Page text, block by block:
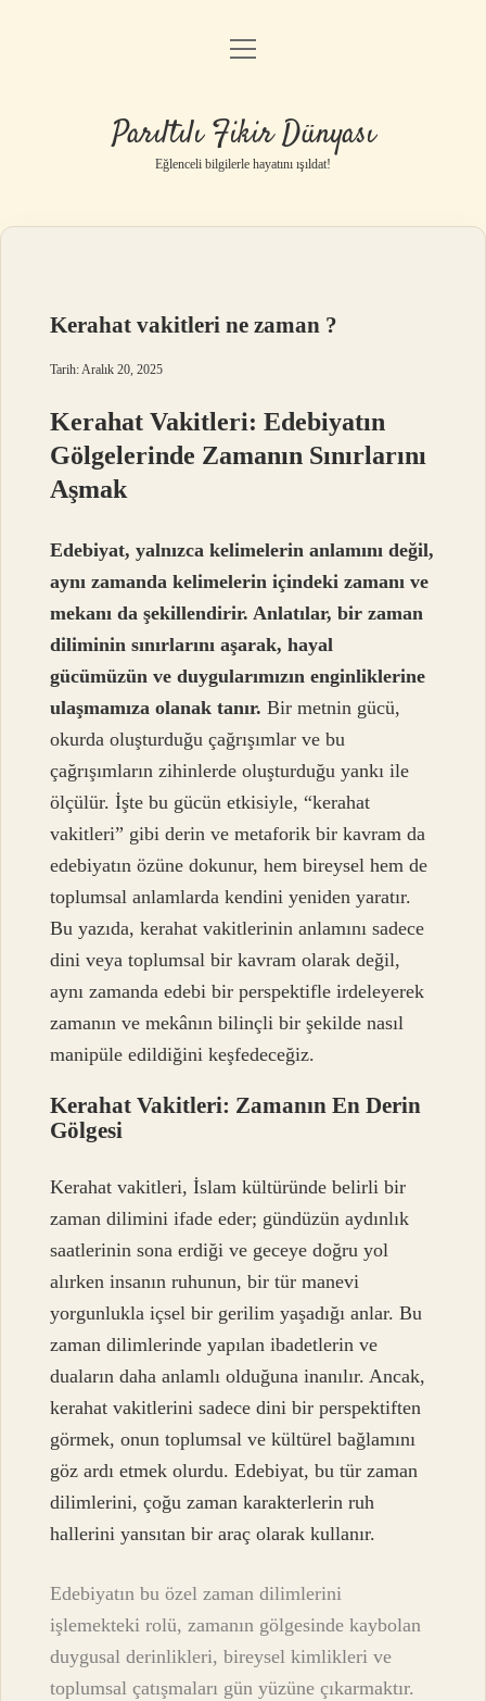
Anasayfa
Yasal Uyarı
menüyü
Parıltılı Fikir Dünyası
Eğlenceli bilgilerle hayatını ışıldat!
Kerahat vakitleri ne zaman ?
Tarih: Aralık 20, 2025
Kerahat Vakitleri: Edebiyatın
Gölgelerinde Zamanın Sınırlarını
Aşmak
Edebiyat, yalnızca kelimelerin anlamını değil,
aynı zamanda kelimelerin içindeki zamanı ve
mekanı da şekillendirir. Anlatılar, bir zaman
diliminin sınırlarını aşarak, hayal
gücümüzün ve duygularımızın enginliklerine
ulaşmamıza olanak tanır. Bir metnin gücü,
okurda oluşturduğu çağrışımlar ve bu
çağrışımların zihinlerde oluşturduğu yankı ile
ölçülür. İşte bu gücün etkisiyle, “kerahat
vakitleri” gibi derin ve metaforik bir kavram da
edebiyatın özüne dokunur, hem bireysel hem de
toplumsal anlamlarda kendini yeniden yaratır.
Bu yazıda, kerahat vakitlerinin anlamını sadece
dini veya toplumsal bir kavram olarak değil,
aynı zamanda edebi bir perspektifle irdeleyerek
zamanın ve mekânın bilinçli bir şekilde nasıl
manipüle edildiğini keşfedeceğiz.
Kerahat Vakitleri: Zamanın En Derin
Gölgesi
Kerahat vakitleri, İslam kültüründe belirli bir
zaman dilimini ifade eder; gündüzün aydınlık
saatlerinin sona erdiği ve geceye doğru yol
alırken insanın ruhunun, bir tür manevi
yorgunlukla içsel bir gerilim yaşadığı anlar. Bu
zaman dilimlerinde yapılan ibadetlerin ve
duaların daha anlamlı olduğuna inanılır. Ancak,
kerahat vakitlerini sadece dini bir perspektiften
görmek, onun toplumsal ve kültürel bağlamını
göz ardı etmek olurdu. Edebiyat, bu tür zaman
dilimlerini, çoğu zaman karakterlerin ruh
hallerini yansıtan bir araç olarak kullanır.
Edebiyatın bu özel zaman dilimlerini
işlemekteki rolü, zamanın gölgesinde kaybolan
duygusal derinlikleri, bireysel kimlikleri ve
toplumsal çatışmaları gün yüzüne çıkarmaktır.